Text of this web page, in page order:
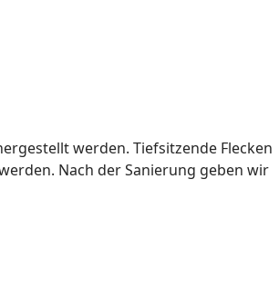
werden. Tiefsitzende Flecken
Nach der Sanierung geben wir